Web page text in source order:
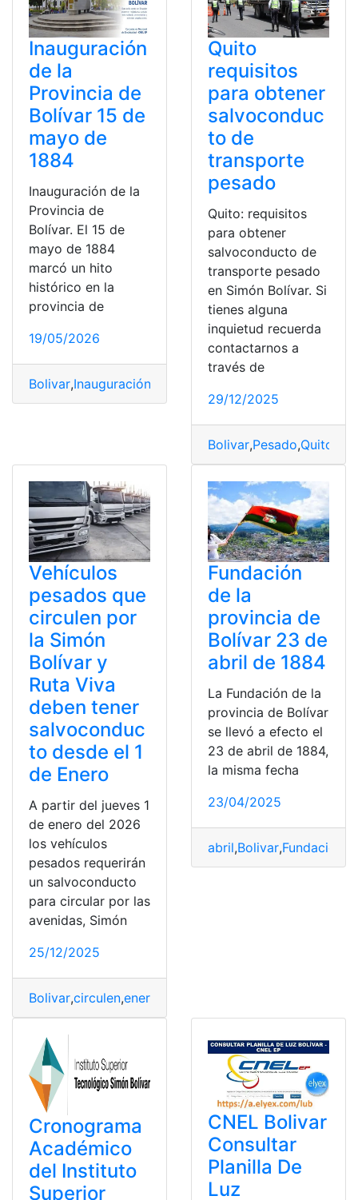
Inauguración
de la
Provincia de
Bolívar 15 de
mayo de
1884
Inauguración de la
Provincia de
Bolívar. El 15 de
mayo de 1884
marcó un hito
histórico en la
provincia de
19/05/2026
Bolivar,Inauguración
Quito
requisitos
para obtener
salvoconduc
to de
transporte
pesado
Quito: requisitos
para obtener
salvoconducto de
transporte pesado
en Simón Bolívar. Si
tienes alguna
inquietud recuerda
contactarnos a
través de
29/12/2025
Bolivar,Pesado,Quito
Vehículos
pesados que
circulen por
la Simón
Bolívar y
Ruta Viva
deben tener
salvoconduc
to desde el 1
de Enero
A partir del jueves 1
de enero del 2026
los vehículos
pesados requerirán
un salvoconducto
para circular por las
avenidas, Simón
25/12/2025
Bolivar,circulen,enero
Fundación
de la
provincia de
Bolívar 23 de
abril de 1884
La Fundación de la
provincia de Bolívar
se llevó a efecto el
23 de abril de 1884,
la misma fecha
23/04/2025
abril,Bolivar,Fundación
Cronograma
Académico
del Instituto
Superior
CNEL Bolivar
Consultar
Planilla De
Luz